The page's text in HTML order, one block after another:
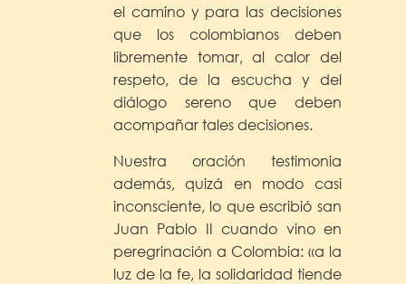
el camino y para las decisiones
que los colombianos deben
libremente tomar, al calor del
respeto, de la escucha y del
diálogo sereno que deben
acompañar tales decisiones.
Nuestra oración testimonia
además, quizá en modo casi
inconsciente, lo que escribió san
Juan Pablo II cuando vino en
peregrinación a Colombia: «a la
luz de la fe, la solidaridad tiende